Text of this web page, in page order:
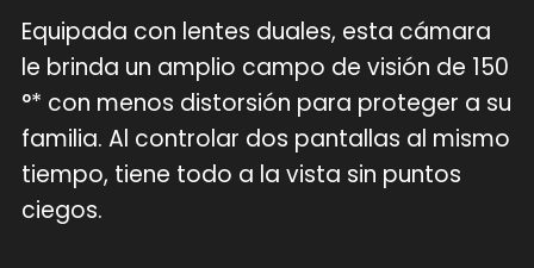
Equipada con lentes duales, esta cámara
le brinda un amplio campo de visión de 150
°* con menos distorsión para proteger a su
familia. Al controlar dos pantallas al mismo
tiempo, tiene todo a la vista sin puntos
ciegos.